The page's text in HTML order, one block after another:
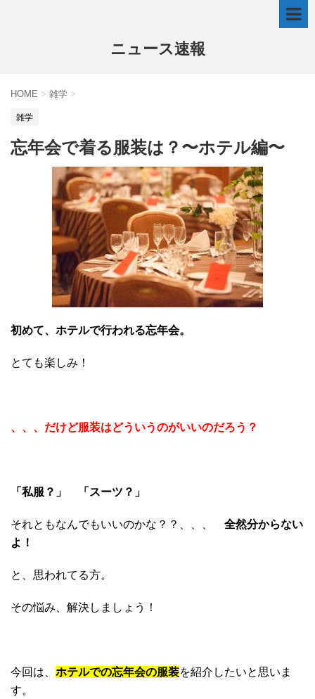
ニュース速報
HOME > 雑学 >
雑学
忘年会で着る服装は？〜ホテル編〜
初めて、ホテルで行われる忘年会。
とても楽しみ！
、、、 だけど服装はどういうのがいいのだろう？
「私服？」 「スーツ？」
それともなんでもいいのかな？？、、、 全然分からない
よ！
と、思われてる方。
その悩み、解決しましょう！
今回は、 ホテルでの忘年会の服装を紹介したいと思いま
す。